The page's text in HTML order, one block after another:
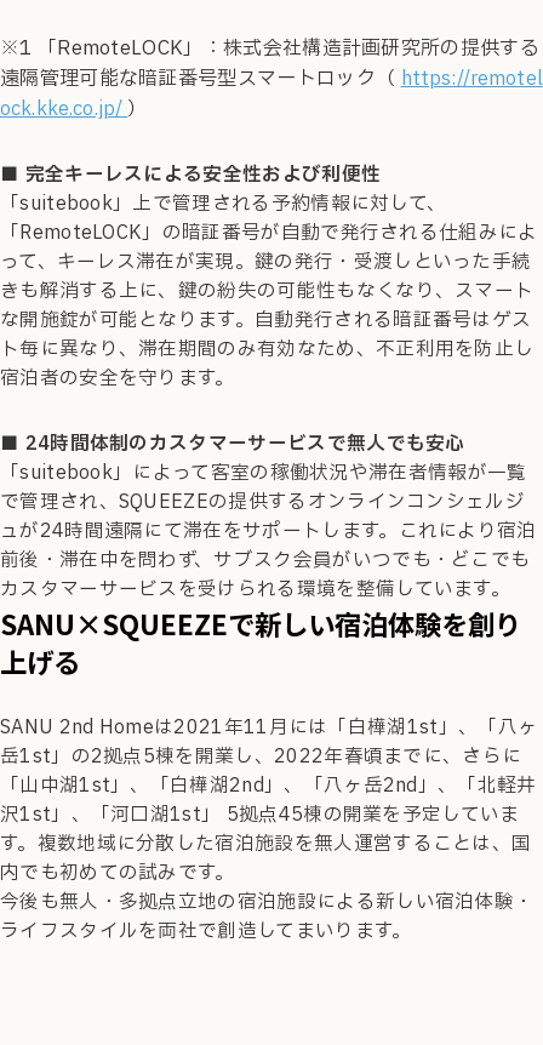
※1 「RemoteLOCK」：株式会社構造計画研究所の提供する
遠隔管理可能な暗証番号型スマートロック（https://remotel
ock.kke.co.jp/）
■ 完全キーレスによる安全性および利便性
「suitebook」上で管理される予約情報に対して、
「RemoteLOCK」の暗証番号が自動で発行される仕組みによ
って、キーレス滞在が実現。鍵の発行・受渡しといった手続
きも解消する上に、鍵の紛失の可能性もなくなり、スマート
な開施錠が可能となります。自動発行される暗証番号はゲス
ト毎に異なり、滞在期間のみ有効なため、不正利用を防止し
宿泊者の安全を守ります。
■ 24時間体制のカスタマーサービスで無人でも安心
「suitebook」によって客室の稼働状況や滞在者情報が一覧
で管理され、SQUEEZEの提供するオンラインコンシェルジ
ュが24時間遠隔にて滞在をサポートします。これにより宿泊
前後・滞在中を問わず、サブスク会員がいつでも・どこでも
カスタマーサービスを受けられる環境を整備しています。
SANU×SQUEEZEで新しい宿泊体験を創り
上げる
SANU 2nd Homeは2021年11月には「白樺湖1st」、「八ヶ
岳1st」の2拠点5棟を開業し、2022年春頃までに、さらに
「山中湖1st」、「白樺湖2nd」、「八ヶ岳2nd」、「北軽井
沢1st」、「河口湖1st」 5拠点45棟の開業を予定していま
す。複数地域に分散した宿泊施設を無人運営することは、国
内でも初めての試みです。
今後も無人・多拠点立地の宿泊施設による新しい宿泊体験・
ライフスタイルを両社で創造してまいります。